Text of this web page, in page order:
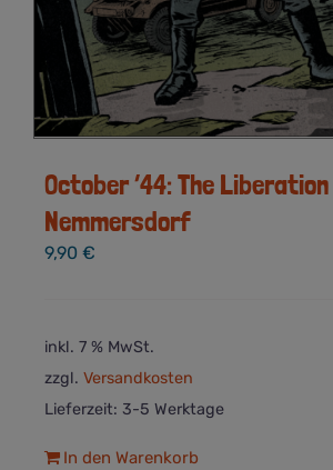
October ’44: The
Nemmersdorf
9,90 €
inkl. 7 % MwSt.
zzgl. Versandkosten
Lieferzeit: 3-5 Werktage
In den Warenkorb